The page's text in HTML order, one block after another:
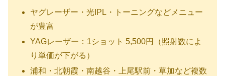
ヤグレーザー・光IPL・トーニングなどメニュー
が豊富
YAGレーザー：1ショット 5,500円（照射数によ
り単価が下がる）
浦和・北朝霞・南越谷・上尾駅前・草加など複数